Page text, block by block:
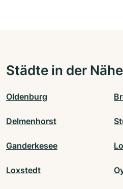
Städte in der Nähe
Oldenburg
Delmenhorst
Ganderkesee
Loxstedt